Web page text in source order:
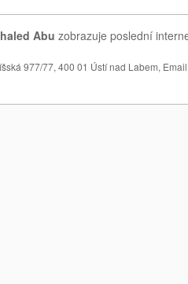
Abu zobrazuje poslední
977/77, 400 01 Ústí nad Labem,